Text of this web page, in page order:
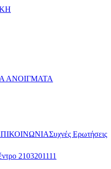
ΑΝΟΙΓΜΑΤΑ
Συχνές Ερωτήσεις
2103201111